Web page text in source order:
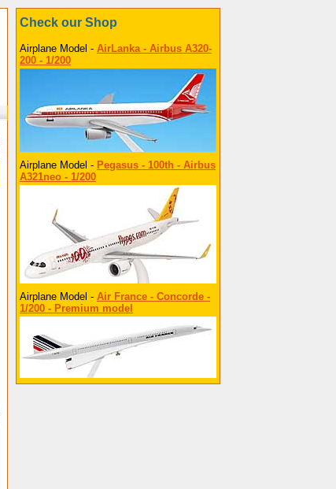
Check our Shop
Airplane Model - AirLanka - Airbus A320-
200 - 1/200
Airplane Model - Pegasus - 100th - Airbus
A321neo - 1/200
Airplane Model - Air France - Concorde -
1/200 - Premium model